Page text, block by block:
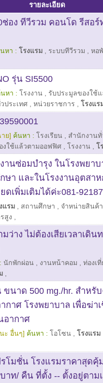
รายละเอียด
อง ทีวีรวม คอนโด รีสอร์
หา : โรงแรม ระบบทีวีรวม
หอ
รุ่น SI5500
หา : โรงงาน
รับประมูลของใช้
ประเทศ หน่วยราชการ โรงแร
ย] ค้นหา : โรงเรียน
สำนักงานทั่
งใช้แล้วตามออฟฟิศ โรงงาน โ
นซ่อมบำรุง ในโรงพยาบ
ษา และในโรงงานอุตสา
ดเพิ่มเติมได้ค่ะ081-
แรม สถานศึกษา
จำหน่ายสินค้
สูง
ว่าง ไม่ต้องเสียเวลาเดิน
นักพักผ่อน งานหน้าคอม
ท่องเ
ขนาด 500 mg./hr. สำหรั
กาศ โรงพยาบาล เพื่อฆ่า
อากาศ
ะ อื่นๆ] ค้นหา : โอโซน โรงแรม
โมชั่น โรงแรมราคาสุดคุ้
บาท/ คืน ที่ตั้ง -- ตั้งอยู่ตาม